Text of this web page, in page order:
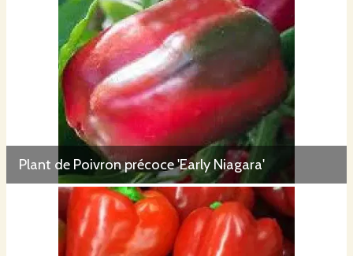
Plant de Poivron précoce 'Early Niagara'